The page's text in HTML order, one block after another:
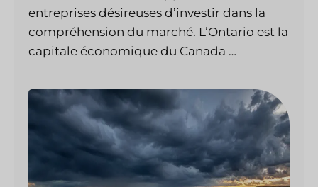
entreprises désireuses d’investir dans la
compréhension du marché. L’Ontario est la
capitale économique du Canada …